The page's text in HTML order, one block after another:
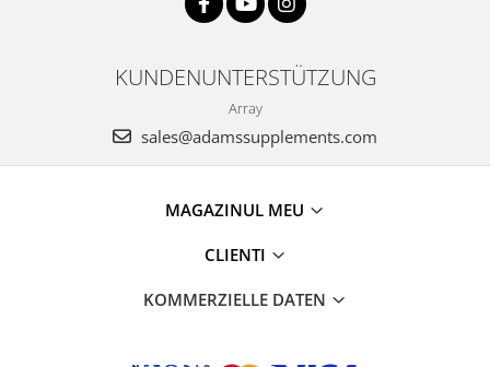
KUNDENUNTERSTÜTZUNG
Array
sales@adamssupplements.com
MAGAZINUL MEU
CLIENTI
KOMMERZIELLE DATEN